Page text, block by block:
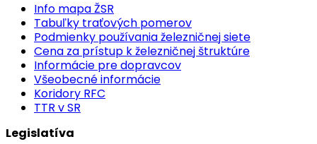
Info mapa ŽSR
Tabuľky traťových pomerov
Podmienky používania železničnej siete
Cena za prístup k železničnej štruktúre
Informácie pre dopravcov
Všeobecné informácie
Koridory RFC
TTR v SR
Legislatíva